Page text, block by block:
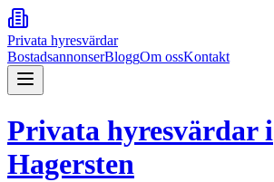
Privata hyresvärdar
BostadsannonserBloggOm ossKontakt
Privata hyresvärdar i
Hagersten